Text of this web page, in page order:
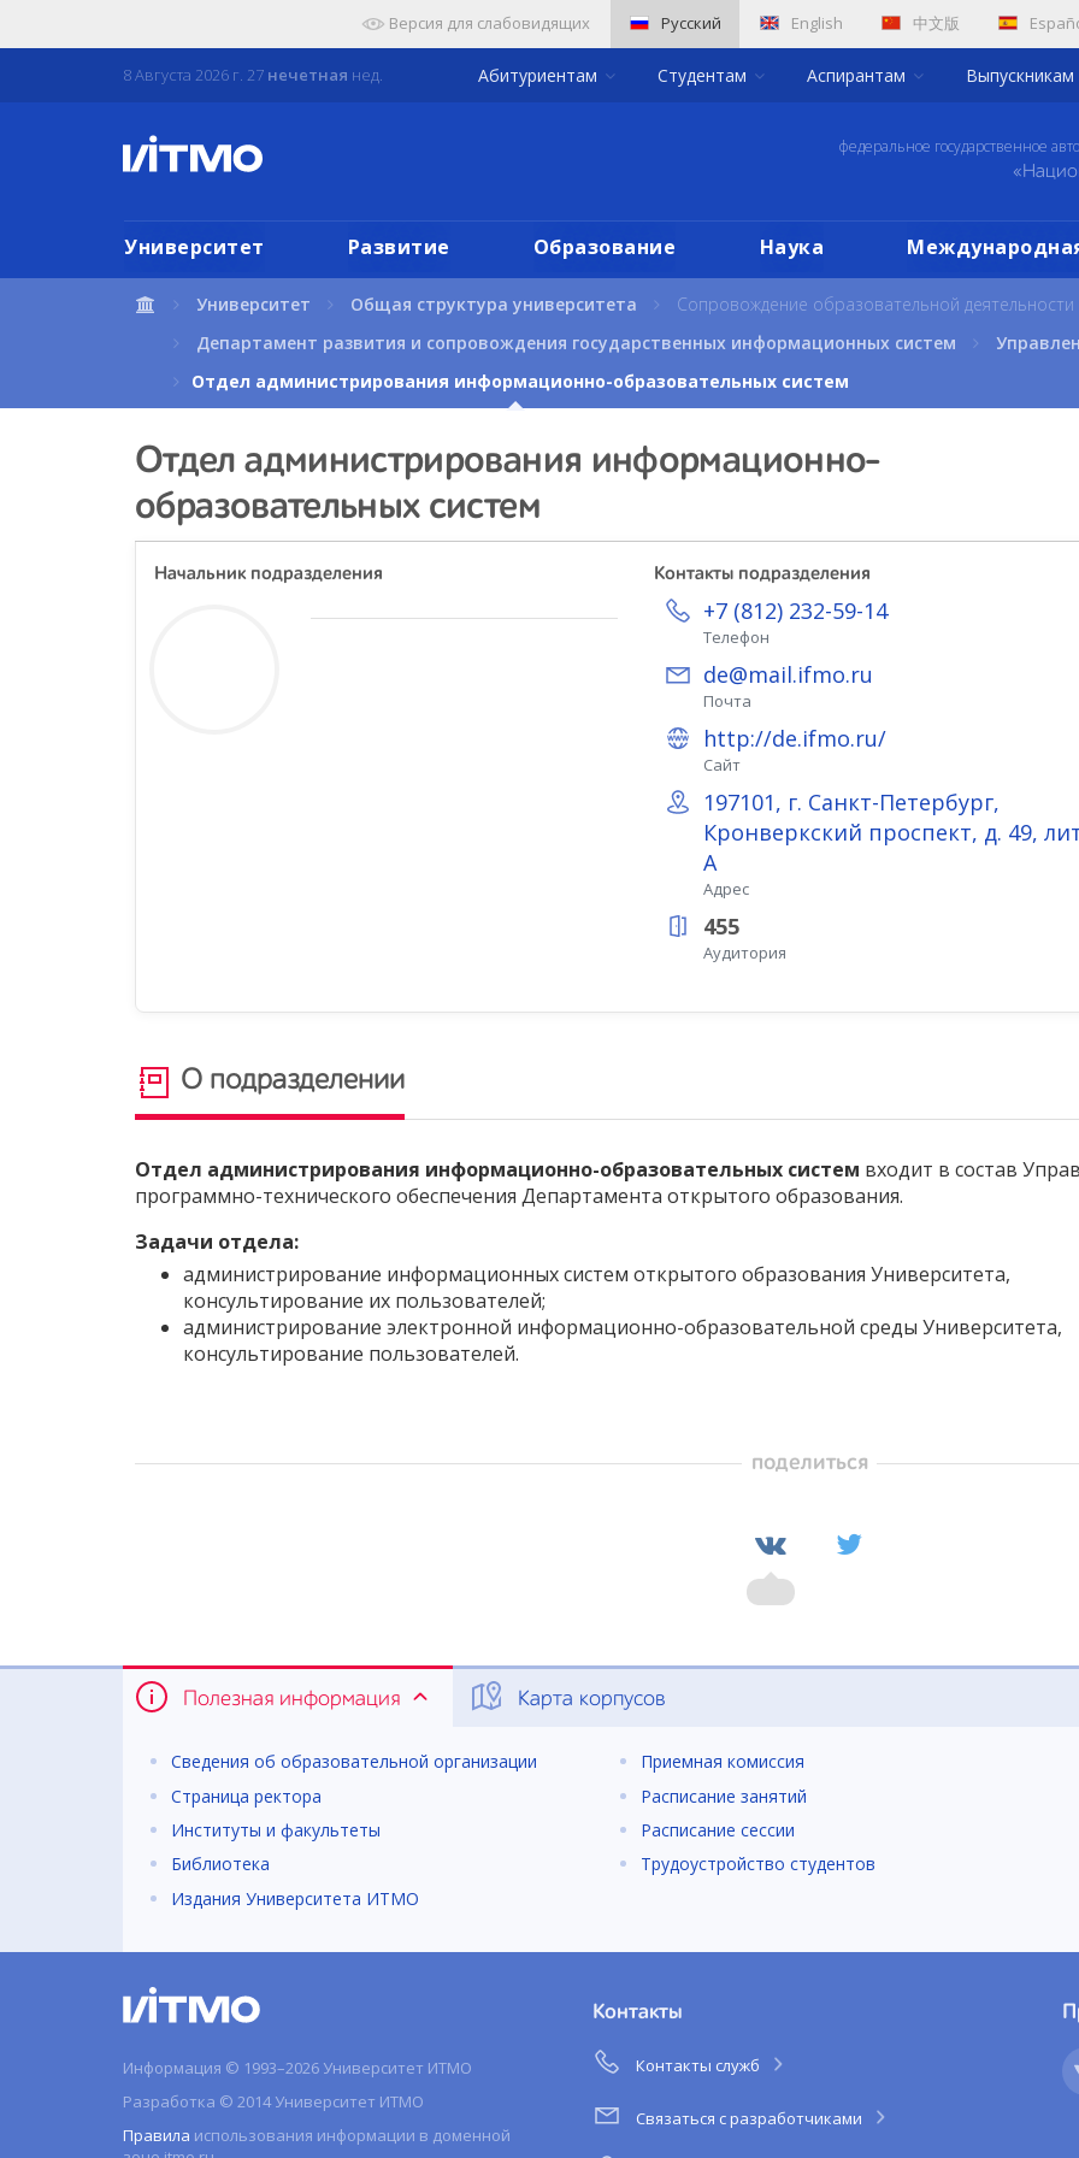
Версия для слабовидящих Русский English 中文版
8 Августа 2026 г. 27 нечетная нед. Абитуриентам Студентам Аспирантам Выпускникам
федеральное государственное
Университет Развитие Образование Наука
Университет Общая структура университета
Сопровождение образовательной деятельности
Департамент развития и сопровождения государственных информационных систем
Отдел администрирования информационно-образовательных систем
Отдел администрирования информационно-
образовательных систем
Начальник подразделения Контакты подразделения
+7 (812) 232-59-14
Телефон
de@mail.ifmo.ru
Почта
http://de.ifmo.ru/
Сайт
197101, г. Санкт-Петербург,
Кронверкский проспект, д. 49,
А
Адрес
455
Аудитория
О подразделении
Отдел администрирования информационно-образовательных систем входит в состав
программно-технического обеспечения Департамента открытого образования.
Задачи отдела:
администрирование информационных систем открытого образования Университета,
консультирование их пользователей;
администрирование электронной информационно-образовательной среды Университета,
консультирование пользователей.
поделиться
Полезная информация Карта корпусов
Сведения об образовательной организации
Страница ректора
Институты и факультеты
Библиотека
Издания Университета ИТМО
Приемная комиссия
Расписание занятий
Расписание сессии
Трудоустройство студентов
Информация © 1993–2026 Университет ИТМО
Разработка © 2014 Университет ИТМО
Правила использования информации в доменной
Контакты
Контакты служб
Связаться с разработчиками